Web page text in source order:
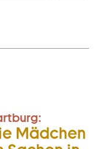
Mädchen